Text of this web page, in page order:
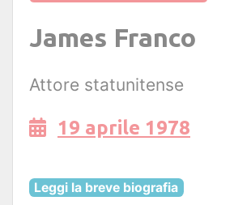
James Franco
Attore statunitense
19 aprile 1978
Leggi la breve biografia